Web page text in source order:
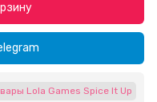
Lola Games Spice It Up